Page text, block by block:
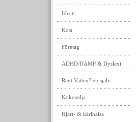
Idrott
Kost
Företag
ADHD/DAMP & Dyslexi
Rent Vatten? en själv.
Kokosolja
Hjärt- & kärlhälsa